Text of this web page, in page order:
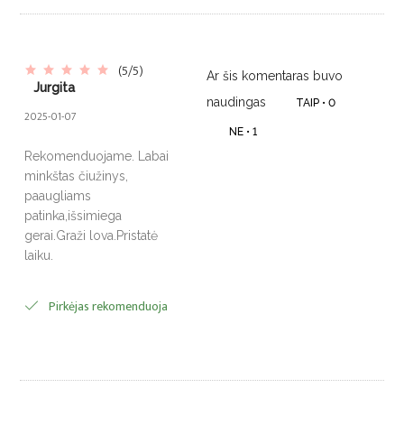
(5/5)
Jurgita
2025-01-07
Rekomenduojame. Labai
minkštas čiužinys,
paaugliams
patinka,išsimiega
gerai.Graži lova.Pristatė
laiku.
Pirkėjas rekomenduoja
Ar šis komentaras buvo
naudingas
TAIP •0
NE • 1